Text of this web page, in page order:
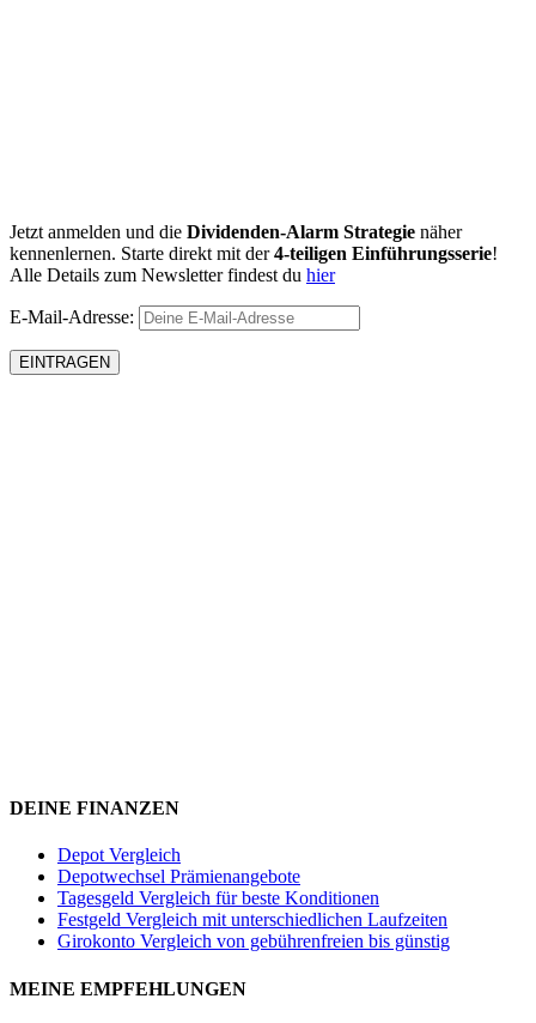
Jetzt anmelden und die Dividenden-Alarm Strategie näher
kennenlernen. Starte direkt mit der4-teiligen Einführungsserie!
Alle Details zum Newsletter findest du hier
E-Mail-Adresse:
DEINE FINANZEN
Depot Vergleich
Depotwechsel Prämienangebote
Tagesgeld Vergleich für beste Konditionen
Festgeld Vergleich mit unterschiedlichen Laufzeiten
Girokonto Vergleich von gebührenfreien bis günstig
MEINE EMPFEHLUNGEN